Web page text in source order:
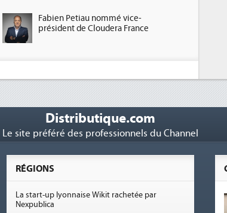
Fabien Petiau nommé vice-
président de Cloudera France
Distributique.com
Le site préféré des professionnels du Channel
RÉGIONS
La start-up lyonnaise Wikit rachetée par
Nexpublica